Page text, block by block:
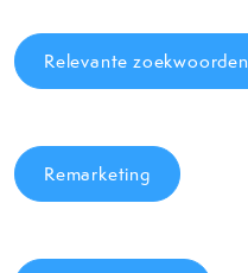
Relevante zoekwoorden
Remarketing